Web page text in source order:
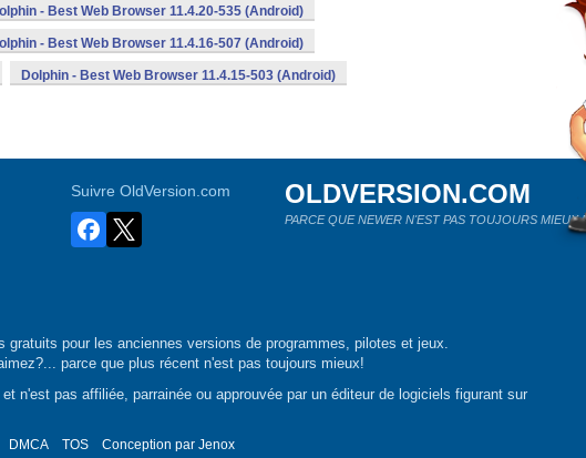
- Best Web Browser 11.4.20-535 (Android)
- Best Web Browser 11.4.16-507 (Android)
Dolphin - Best Web Browser 11.4.15-503 (Android)
Suivre OldVersion.com OLDVERSION.COM
PARCE QUE NEWER N'EST PAS TOUJOURS MIEUX !
pour les anciennes versions de programmes, pilotes et jeux.
parce que plus récent n'est pas toujours mieux!
n'est pas affiliée, parrainée ou approuvée par un éditeur de logiciels figurant sur
DMCA TOS Conception par Jenox